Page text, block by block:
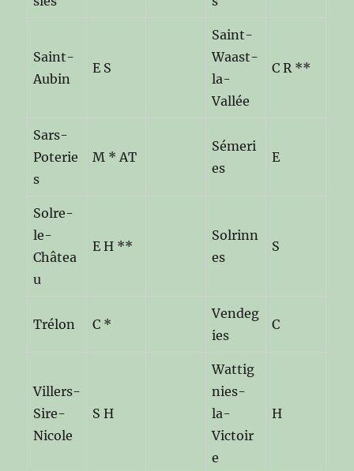
Saint-
Aubin
E S
Saint-
Waast-
la-
Vallée
C R **
Sars-
Poterie
s
M * AT
Sémeri
es
E
Solre-
le-
Châtea
u
E H **
Solrinn
es
S
Trélon C *
Vendeg
ies
C
Villers-
Sire-
Nicole
S H
Wattig
nies-
la-
Victoir
e
H